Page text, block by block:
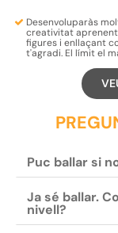
Desenvoluparàs
creativitataprenent
figuresi enllaçant
t'agradi. El límit el
Puc ballar si
Ja sé ballar.
nivell?